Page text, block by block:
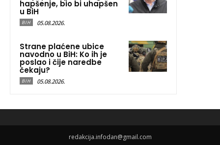
hapšenje, bio bi uhapšen
u BiH
BIH 05.08.2026.
Strane plaćene ubice
navodno u BiH: Ko ih je
poslao i čije naredbe
čekaju?
BIH 05.08.2026.
redakcija.infodan@gmail.com